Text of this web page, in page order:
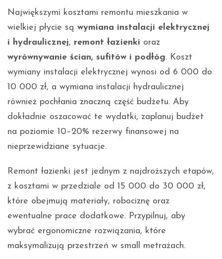
Największymi kosztami remontu mieszkania w
wielkiej płycie są wymiana instalacji elektrycznej
i hydraulicznej, remont łazienki oraz
wyrównywanie ścian, sufitów i podłóg. Koszt
wymiany instalacji elektrycznej wynosi od 6 000 do
10 000 zł, a wymiana instalacji hydraulicznej
również pochłania znaczną część budżetu. Aby
dokładnie oszacować te wydatki, zaplanuj budżet
na poziomie 10–20% rezerwy finansowej na
nieprzewidziane sytuacje.
Remont łazienki jest jednym z najdroższych etapów,
z kosztami w przedziale od 15 000 do 30 000 zł,
które obejmują materiały, robociznę oraz
ewentualne prace dodatkowe. Przypilnuj, aby
wybrać ergonomiczne rozwiązania, które
maksymalizują przestrzeń w small metrażach.